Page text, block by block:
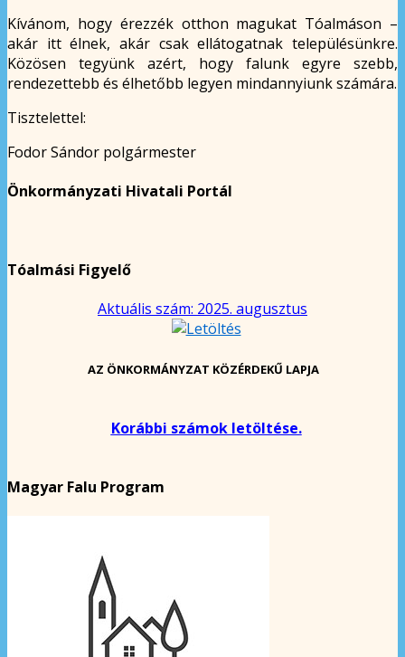
Kívánom, hogy érezzék otthon magukat Tóalmáson –
akár itt élnek, akár csak ellátogatnak településünkre.
Közösen tegyünk azért, hogy falunk egyre szebb,
rendezettebb és élhetőbb legyen mindannyiunk számára.
Tisztelettel:
Fodor Sándor polgármester
Önkormányzati Hivatali Portál
Tóalmási Figyelő
Aktuális szám: 2025. augusztus
AZ ÖNKORMÁNYZAT KÖZÉRDEKŰ LAPJA
Korábbi számok letöltése.
Magyar Falu Program